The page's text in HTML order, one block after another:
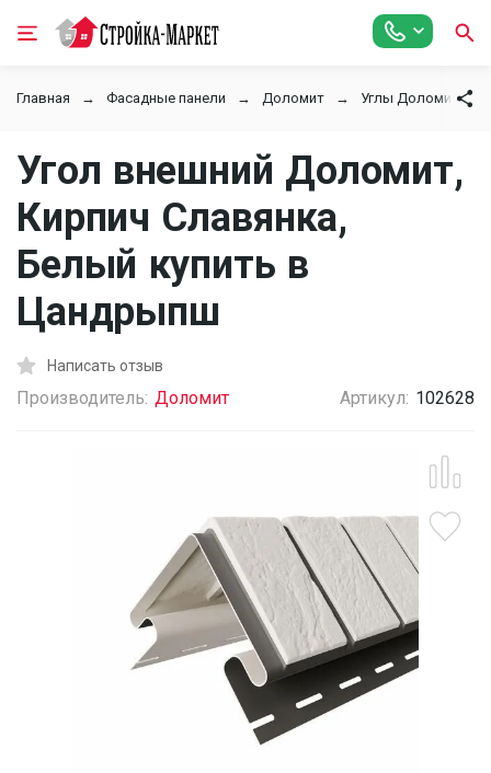
Главная Фасадные панели Доломит Углы Доломит
Угол внешний Доломит,
Кирпич Славянка,
Белый купить в
Цандрыпш
Написать отзыв
Производитель: Доломит Артикул: 102628